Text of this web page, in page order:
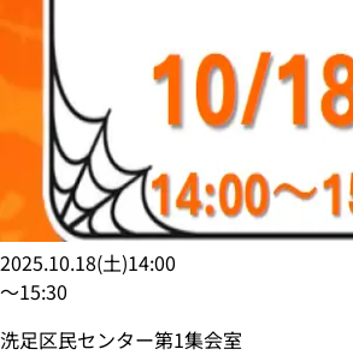
2025.10.18(土)14:00
〜15:30
洗足区民センター第1集会室